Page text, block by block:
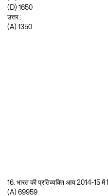
(D) 1650
उत्तर :
(A) 1350
16. भारत की प्रतिव्यक्ति आय 2014-15 में
(A) 69959